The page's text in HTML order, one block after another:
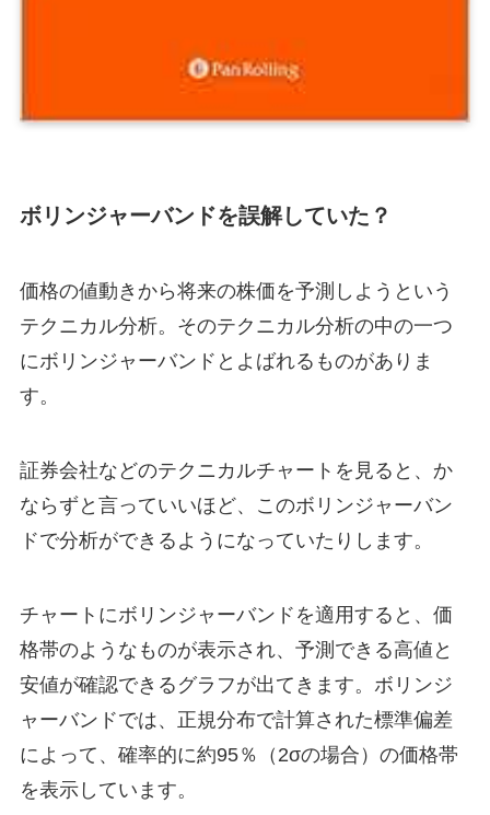
ボリンジャーバンドを誤解していた？
価格の値動きから将来の株価を予測しようという
テクニカル分析。そのテクニカル分析の中の一つ
にボリンジャーバンドとよばれるものがありま
す。
証券会社などのテクニカルチャートを見ると、か
ならずと言っていいほど、このボリンジャーバン
ドで分析ができるようになっていたりします。
チャートにボリンジャーバンドを適用すると、価
格帯のようなものが表示され、予測できる高値と
安値が確認できるグラフが出てきます。ボリンジ
ャーバンドでは、正規分布で計算された標準偏差
によって、確率的に約95％（2σの場合）の価格帯
を表示しています。